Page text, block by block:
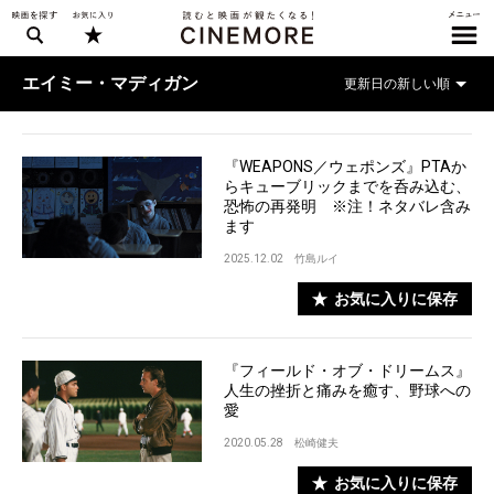
エイミー・マディガン
『WEAPONS／ウェポンズ』PTAか
らキューブリックまでを呑み込む、
恐怖の再発明 ※注！ネタバレ含み
ます
2025.12.02 竹島ルイ
お気に入りに保存
『フィールド・オブ・ドリームス』
人生の挫折と痛みを癒す、野球への
愛
2020.05.28 松崎健夫
お気に入りに保存